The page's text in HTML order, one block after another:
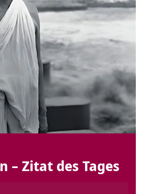
– Zitat des Tages